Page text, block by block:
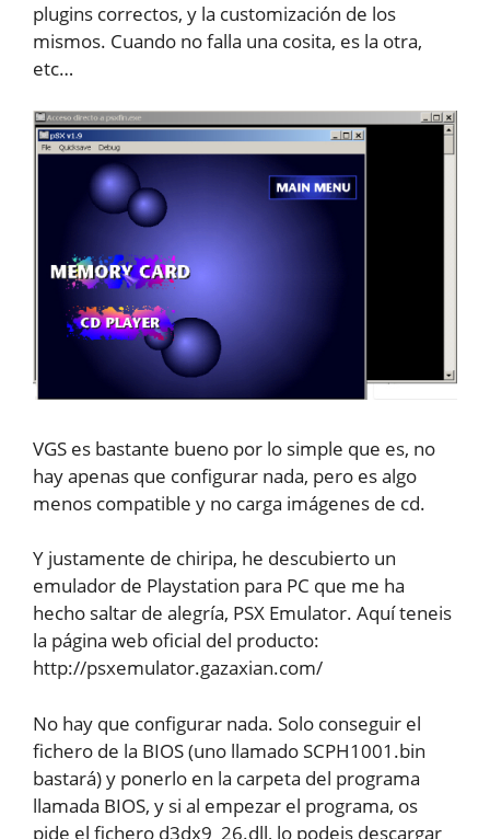
plugins correctos, y la customización de los
mismos. Cuando no falla una cosita, es la otra,
etc…
VGS es bastante bueno por lo simple que es, no
hay apenas que configurar nada, pero es algo
menos compatible y no carga imágenes de cd.
Y justamente de chiripa, he descubierto un
emulador de Playstation para PC que me ha
hecho saltar de alegría, PSX Emulator. Aquí teneis
la página web oficial del producto:
http://psxemulator.gazaxian.com/
No hay que configurar nada. Solo conseguir el
fichero de la BIOS (uno llamado SCPH1001.bin
bastará) y ponerlo en la carpeta del programa
llamada BIOS, y si al empezar el programa, os
pide el fichero d3dx9_26.dll, lo podeis descargar